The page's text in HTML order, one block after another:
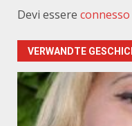
Devi essere connesso
VERWANDTE